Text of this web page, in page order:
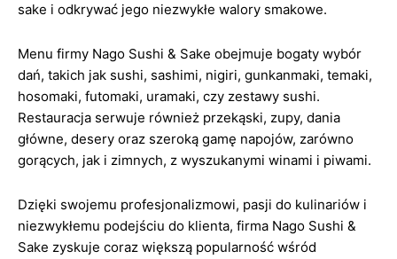
sake i odkrywać jego niezwykłe walory smakowe.
Menu firmy Nago Sushi & Sake obejmuje bogaty wybór
dań, takich jak sushi, sashimi, nigiri, gunkanmaki, temaki,
hosomaki, futomaki, uramaki, czy zestawy sushi.
Restauracja serwuje również przekąski, zupy, dania
główne, desery oraz szeroką gamę napojów, zarówno
gorących, jak i zimnych, z wyszukanymi winami i piwami.
Dzięki swojemu profesjonalizmowi, pasji do kulinariów i
niezwykłemu podejściu do klienta, firma Nago Sushi &
Sake zyskuje coraz większą popularność wśród